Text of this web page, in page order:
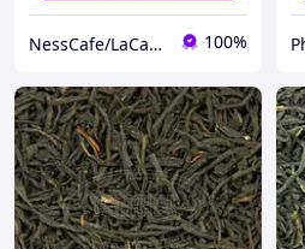
NessCafe/LaCafeine 100%